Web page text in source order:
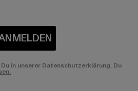
in unserer Datenschutzerklärung. Du